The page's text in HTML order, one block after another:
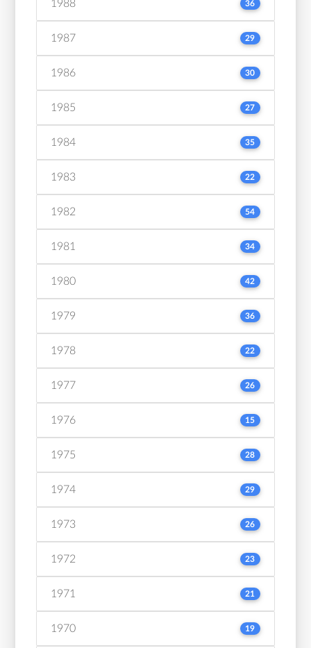
1988 36
1987 29
1986 30
1985 27
1984 35
1983 22
1982 54
1981 34
1980 42
1979 36
1978 22
1977 26
1976 15
1975 28
1974 29
1973 26
1972 23
1971 21
1970 19